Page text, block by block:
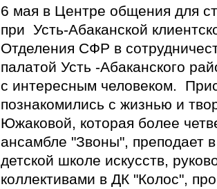
6 мая в Центре общения для
при Усть-Абаканской
Отделения СФР в
палатой Усть -Абаканского
с интересным человеком.
познакомились с жизнью и
Южаковой, которая более
ансамбле "Звоны", преподает
детской школе искусств,
коллективами в ДК "Колос",